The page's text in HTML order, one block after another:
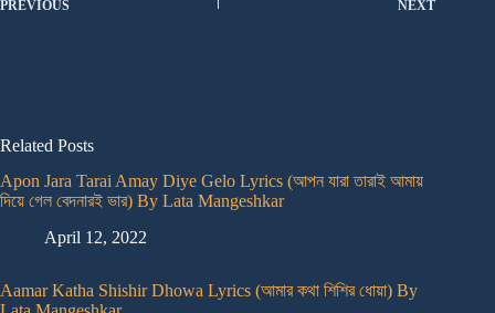
PREVIOUS NEXT
Related Posts
Apon Jara Tarai Amay Diye Gelo Lyrics (আপন যারা তারাই আমায়
দিয়ে গেল বেদনারই ভার) By Lata Mangeshkar
April 12, 2022
Aamar Katha Shishir Dhowa Lyrics (আমার কথা শিশির ধোয়া) By